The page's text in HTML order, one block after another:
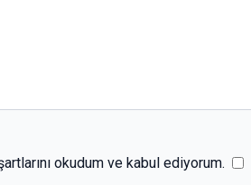
okudum ve kabul ediyorum.